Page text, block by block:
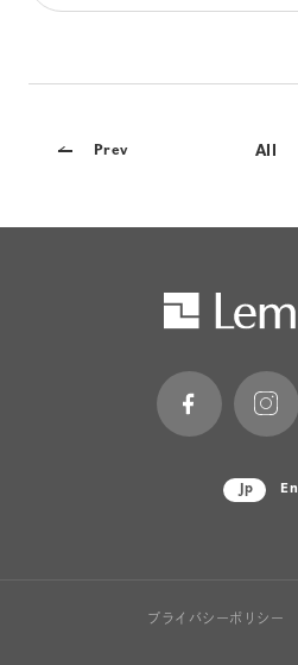
Prev All
Jp En
プライバシーポリシー